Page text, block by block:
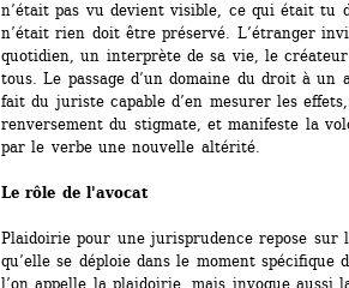
n’était pas vu devient visible, ce qui était tu
n’était rien doit être préservé. L’étranger
quotidien, un interprète de sa vie, le
tous. Le passage d’un domaine du droit à
fait du juriste capable d’en mesurer les
renversement du stigmate, et manifeste la
par le verbe une nouvelle altérité.
Le rôle de l'avocat
Plaidoirie pour une jurisprudence repose sur
qu’elle se déploie dans le moment spécifique
l’on appelle la plaidoirie, mais invoque aussi